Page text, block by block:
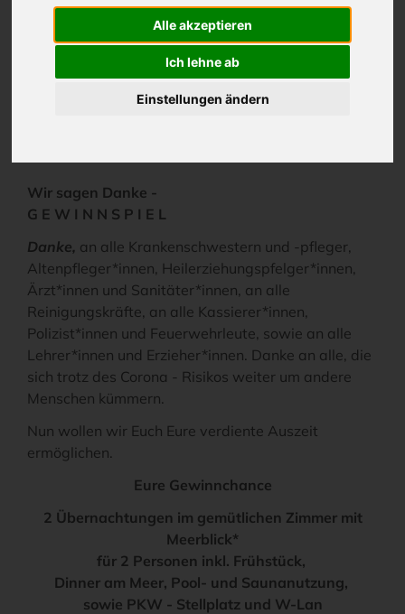
Alle akzeptieren
Ich lehne ab
Einstellungen ändern
einem unserer VINETA HOTELS USEDOM begrüßen.
GEWINNSPIEL
Wir sagen Danke -
G E W I N N S P I E L
Danke, an alle Krankenschwestern und -pfleger,
Altenpfleger*innen, Heilerziehungspfelger*innen,
Ärzt*innen und Sanitäter*innen, an alle
Reinigungskräfte, an alle Kassierer*innen,
Polizist*innen und Feuerwehrleute, sowie an alle
Lehrer*innen und Erzieher*innen. Danke an alle, die
sich trotz des Corona - Risikos weiter um andere
Menschen kümmern.
Nun wollen wir Euch Eure verdiente Auszeit
ermöglichen.
Eure Gewinnchance
2 Übernachtungen im gemütlichen Zimmer mit
Meerblick*
für 2 Personen inkl. Frühstück,
Dinner am Meer, Pool- und Saunanutzung,
sowie PKW - Stellplatz und W-Lan